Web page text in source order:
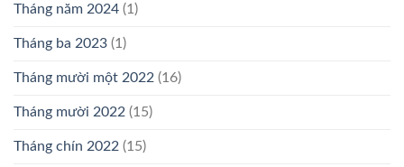
Tháng năm 2024 (1)
Tháng ba 2023 (1)
Tháng mười một 2022 (16)
Tháng mười 2022 (15)
Tháng chín 2022 (15)